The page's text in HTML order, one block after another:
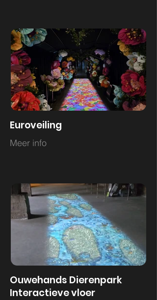
Euroveiling
Meer info
Ouwehands Dierenpark
Interactieve vloer